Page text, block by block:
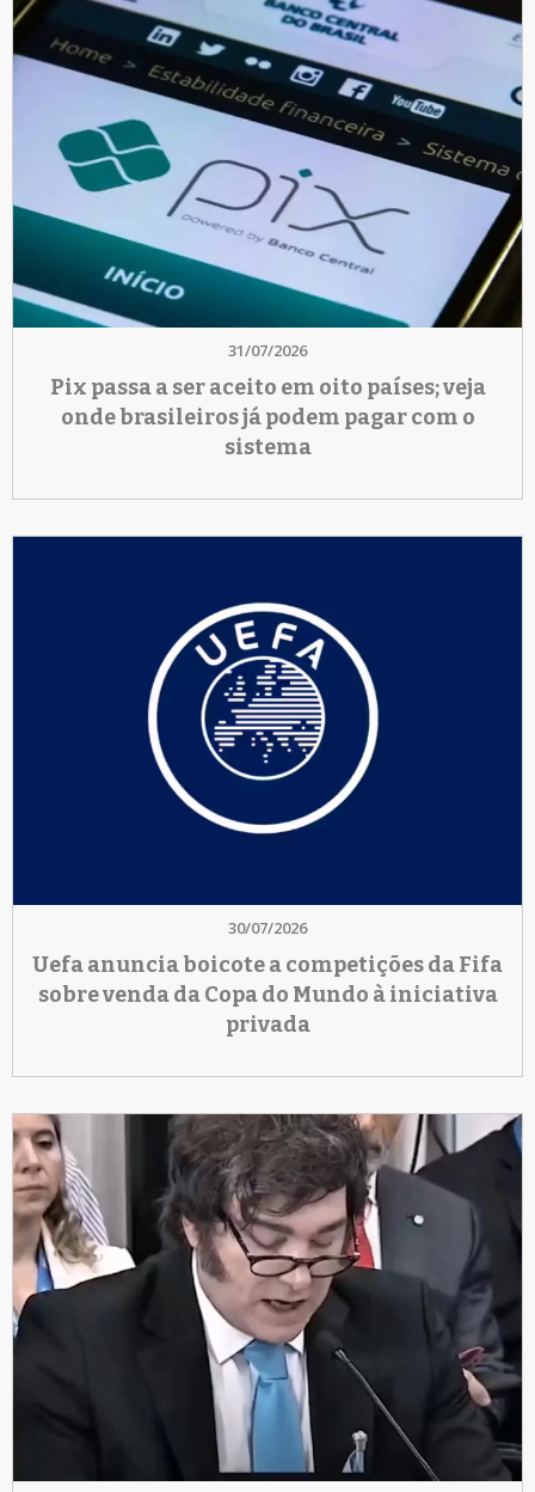
31/07/2026
Pix passa a ser aceito em oito países; veja
onde brasileiros já podem pagar com o
sistema
30/07/2026
Uefa anuncia boicote a competições da Fifa
sobre venda da Copa do Mundo à iniciativa
privada